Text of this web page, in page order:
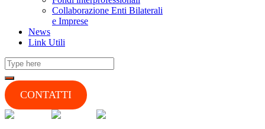
Collaborazione Enti Bilaterali
e Imprese
News
Link Utili
CONTATTI